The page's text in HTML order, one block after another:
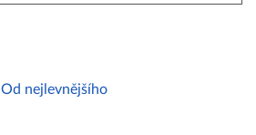
Od nejlevnějšího